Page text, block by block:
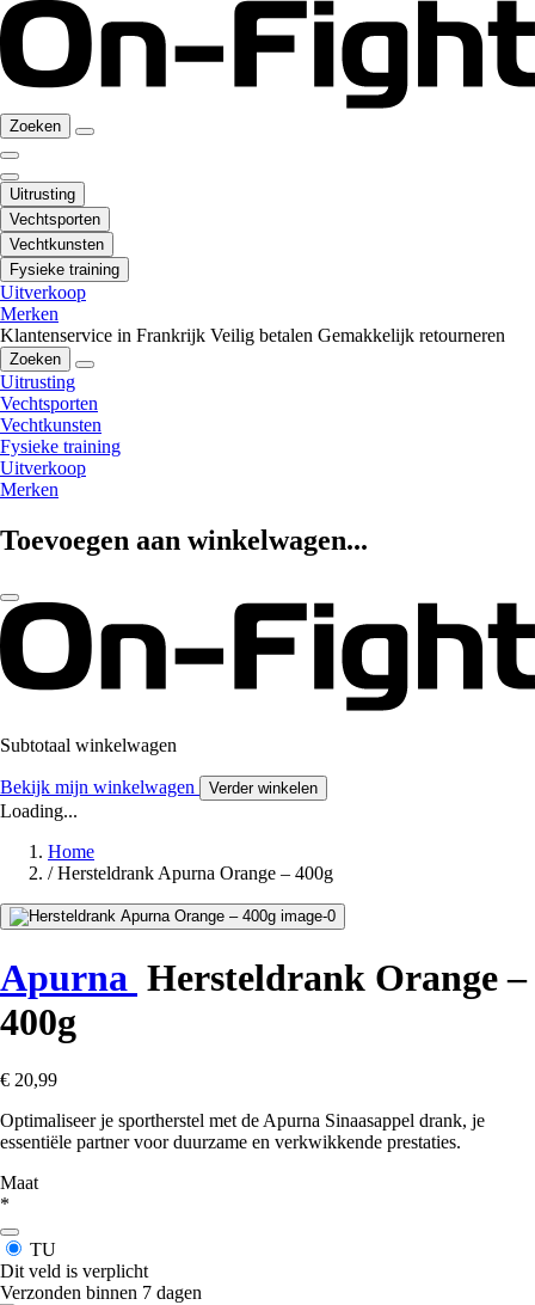
Zoeken
Uitrusting
Vechtsporten
Vechtkunsten
Fysieke training
Uitverkoop
Merken
Klantenservice in Frankrijk Veilig betalen Gemakkelijk retourneren
Zoeken
Uitrusting
Vechtsporten
Vechtkunsten
Fysieke training
Uitverkoop
Merken
Toevoegen aan winkelwagen...
Subtotaal winkelwagen
Bekijk mijn winkelwagen Verder winkelen
Loading...
Home
/ Hersteldrank Apurna Orange – 400g
Apurna Hersteldrank Orange –
400g
€ 20,99
Optimaliseer je sportherstel met de Apurna Sinaasappel drank, je
essentiële partner voor duurzame en verkwikkende prestaties.
Maat
*
TU
Dit veld is verplicht
Verzonden binnen 7 dagen